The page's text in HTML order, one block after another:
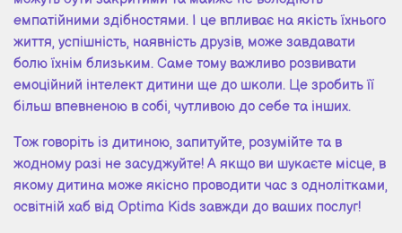
емпатійними здібностями. І це впливає на якість їхнього
життя, успішність, наявність друзів, може завдавати
болю їхнім близьким. Саме тому важливо розвивати
емоційний інтелект дитини ще до школи. Це зробить її
більш впевненою в собі, чутливою до себе та інших.
Тож говоріть із дитиною, запитуйте, розумійте та в
жодному разі не засуджуйте! А якщо ви шукаєте місце, в
якому дитина може якісно проводити час з однолітками,
освітній хаб від Optima Kids завжди до ваших послуг!